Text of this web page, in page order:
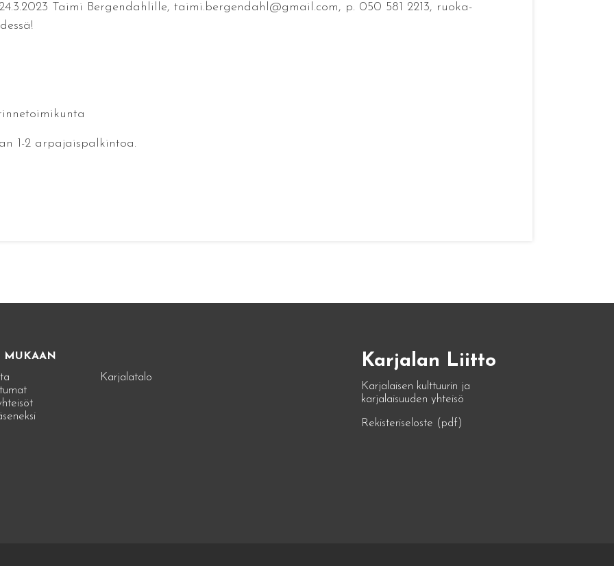
Taimi Bergendahlille, taimi.bergendahl@gmail.com, p. 050 581 2213, ruoka-
1-2 arpajaispalkintoa.
MUKAAN
Karjalatalo
Karjalan Liitto
Karjalaisen kulttuurin ja
karjalaisuuden yhteisö
Rekisteriseloste (pdf)